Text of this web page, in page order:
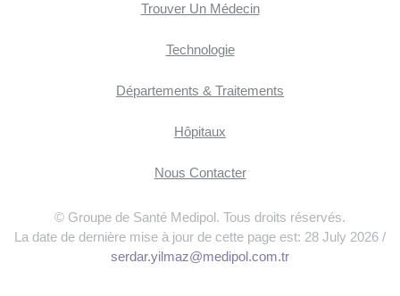
Trouver Un Médecin
Technologie
Départements & Traitements
Hôpitaux
Nous Contacter
© Groupe de Santé Medipol. Tous droits réservés.
La date de dernière mise à jour de cette page est: 28 July 2026 /
serdar.yilmaz@medipol.com.tr